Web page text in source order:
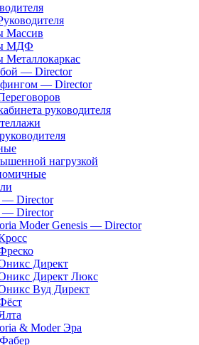
Массив
МДФ
Металлокаркас
— Director
— Director
руководителя
нагрузкой
— Director
— Director
Moder Genesis — Director
Директ
Директ Люкс
Вуд Директ
& Moder Эра